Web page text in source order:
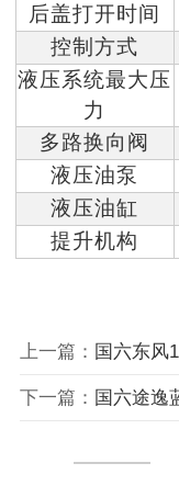
后盖打开时间
控制方式
液压系统最大压
力
多路换向阀
液压油泵
液压油缸
提升机构
上一篇： 国六东风
下一篇： 国六途逸